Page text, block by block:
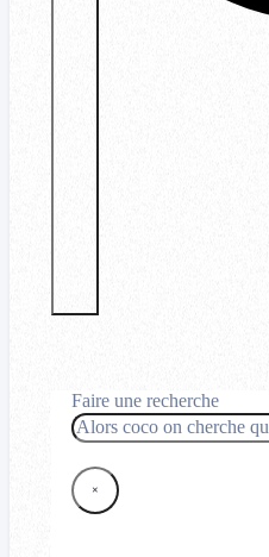
Faire une recherche
Rechercher
×